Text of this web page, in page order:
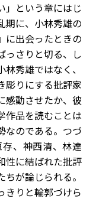
」という章にはじ
期に、小林秀雄の
に出会ったときの
っさりと切る、し
秀雄ではなく、
彫りにする批評家
感動させたか、彼
作品を読むことは
なのである。つづ
、神西清、林達
性に結ばれた批評
が論じられる。
きりと輪郭づけら